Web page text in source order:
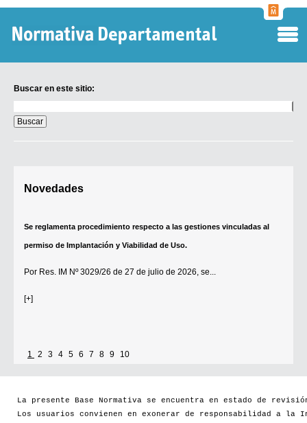
Buscar en este sitio:
en
este
sitio:
Novedades
Se reglamenta procedimiento respecto a las gestiones vinculadas al
permiso de Implantación y Viabilidad de Uso.
Por Res. IM Nº 3029/26 de 27 de julio de 2026, se...
[+]
1 2 3 4 5 6 7 8 9 10
La presente Base Normativa se encuentra en estado de
Los usuarios convienen en exonerar de responsabilidad a la